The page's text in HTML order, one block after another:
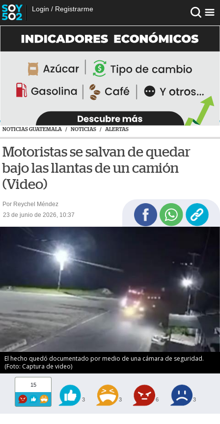
Login / Registrarme
NOTICIAS GUATEMALA / NOTICIAS / ALERTAS
Motoristas se salvan de quedar
bajo las llantas de un camión
(Video)
Por Reychel Méndez
23 de junio de 2026, 10:37
El hecho quedó documentado por medio de una cámara de seguridad.
(Foto: Captura de video)
15
3 3 6 3